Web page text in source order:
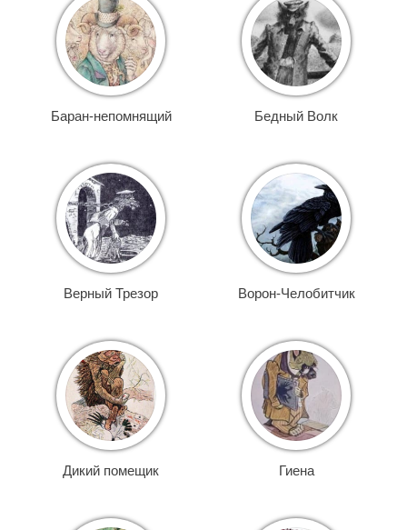
Баран-непомнящий Бедный Волк
Верный Трезор Ворон-Челобитчик
Дикий помещик Гиена